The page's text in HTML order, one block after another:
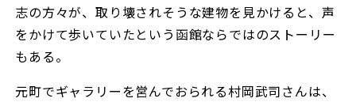
志の方々が、取り壊されそうな建物を見かけると、声
をかけて歩いていたという函館ならではのストーリー
もある。
元町でギャラリーを営んでおられる村岡武司さんは、